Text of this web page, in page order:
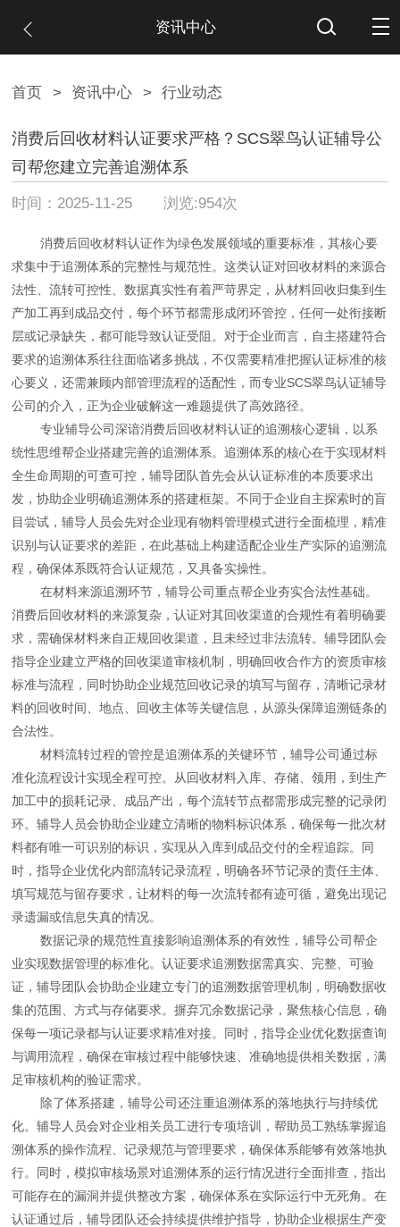
资讯中心
首页 > 资讯中心 > 行业动态
消费后回收材料认证要求严格？SCS翠鸟认证辅导公
司帮您建立完善追溯体系
时间：2025-11-25 浏览:954次
消费后回收材料认证作为绿色发展领域的重要标准，其核心要
求集中于追溯体系的完整性与规范性。这类认证对回收材料的来源合
法性、流转可控性、数据真实性有着严苛界定，从材料回收归集到生
产加工再到成品交付，每个环节都需形成闭环管控，任何一处衔接断
层或记录缺失，都可能导致认证受阻。对于企业而言，自主搭建符合
要求的追溯体系往往面临诸多挑战，不仅需要精准把握认证标准的核
心要义，还需兼顾内部管理流程的适配性，而专业SCS翠鸟认证辅导
公司的介入，正为企业破解这一难题提供了高效路径。
专业辅导公司深谙消费后回收材料认证的追溯核心逻辑，以系
统性思维帮企业搭建完善的追溯体系。追溯体系的核心在于实现材料
全生命周期的可查可控，辅导团队首先会从认证标准的本质要求出
发，协助企业明确追溯体系的搭建框架。不同于企业自主探索时的盲
目尝试，辅导人员会先对企业现有物料管理模式进行全面梳理，精准
识别与认证要求的差距，在此基础上构建适配企业生产实际的追溯流
程，确保体系既符合认证规范，又具备实操性。
在材料来源追溯环节，辅导公司重点帮企业夯实合法性基础。
消费后回收材料的来源复杂，认证对其回收渠道的合规性有着明确要
求，需确保材料来自正规回收渠道，且未经过非法流转。辅导团队会
指导企业建立严格的回收渠道审核机制，明确回收合作方的资质审核
标准与流程，同时协助企业规范回收记录的填写与留存，清晰记录材
料的回收时间、地点、回收主体等关键信息，从源头保障追溯链条的
合法性。
材料流转过程的管控是追溯体系的关键环节，辅导公司通过标
准化流程设计实现全程可控。从回收材料入库、存储、领用，到生产
加工中的损耗记录、成品产出，每个流转节点都需形成完整的记录闭
环。辅导人员会协助企业建立清晰的物料标识体系，确保每一批次材
料都有唯一可识别的标识，实现从入库到成品交付的全程追踪。同
时，指导企业优化内部流转记录流程，明确各环节记录的责任主体、
填写规范与留存要求，让材料的每一次流转都有迹可循，避免出现记
录遗漏或信息失真的情况。
数据记录的规范性直接影响追溯体系的有效性，辅导公司帮企
业实现数据管理的标准化。认证要求追溯数据需真实、完整、可验
证，辅导团队会协助企业建立专门的追溯数据管理机制，明确数据收
集的范围、方式与存储要求。摒弃冗余数据记录，聚焦核心信息，确
保每一项记录都与认证要求精准对接。同时，指导企业优化数据查询
与调用流程，确保在审核过程中能够快速、准确地提供相关数据，满
足审核机构的验证需求。
除了体系搭建，辅导公司还注重追溯体系的落地执行与持续优
化。辅导人员会对企业相关员工进行专项培训，帮助员工熟练掌握追
溯体系的操作流程、记录规范与管理要求，确保体系能够有效落地执
行。同时，模拟审核场景对追溯体系的运行情况进行全面排查，指出
可能存在的漏洞并提供整改方案，确保体系在实际运行中无死角。在
认证通过后，辅导团队还会持续提供维护指导，协助企业根据生产变